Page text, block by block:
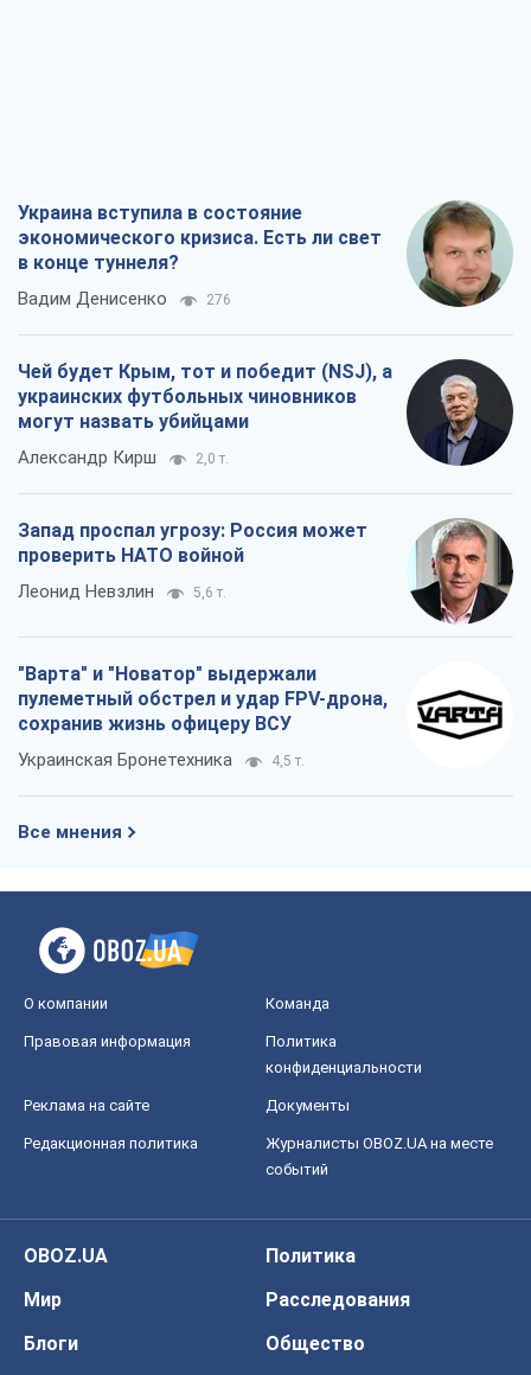
Украина вступила в состояние
экономического кризиса. Есть ли свет
в конце туннеля?
Вадим Денисенко 276
Чей будет Крым, тот и победит (NSJ), а
украинских футбольных чиновников
могут назвать убийцами
Александр Кирш 2,0 т.
Запад проспал угрозу: Россия может
проверить НАТО войной
Леонид Невзлин 5,6 т.
"Варта" и "Новатор" выдержали
пулеметный обстрел и удар FPV-дрона,
сохранив жизнь офицеру ВСУ
Украинская Бронетехника 4,5 т.
Все мнения
О компании Команда
Правовая информация
Политика
конфиденциальности
Реклама на сайте Документы
Редакционная политика
Журналисты OBOZ.UA на месте
событий
OBOZ.UA
Политика
Мир
Расследования
Блоги
Общество